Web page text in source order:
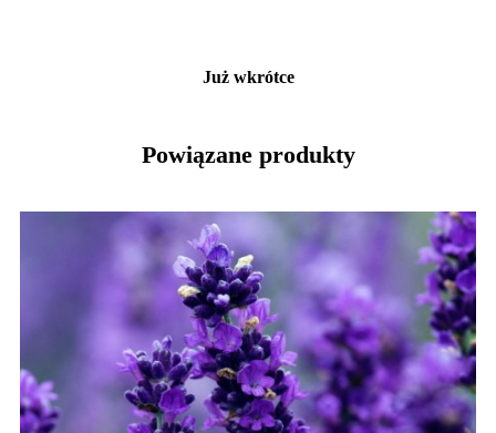
Już wkrótce
Powiązane produkty